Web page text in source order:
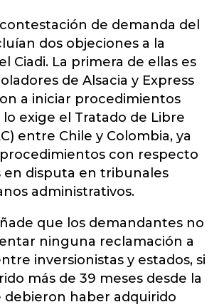
de demanda del
dos objeciones a la
Ciadi. La primera de ellas es
de Alsacia y Express
a iniciar procedimientos
lo exige el Tratado de Libre
entre Chile y Colombia, ya
con respecto
en disputa en tribunales
administrativos.
que los demandantes no
ninguna reclamación a
inversionistas y estados, si
más de 39 meses desde la
debieron haber adquirido